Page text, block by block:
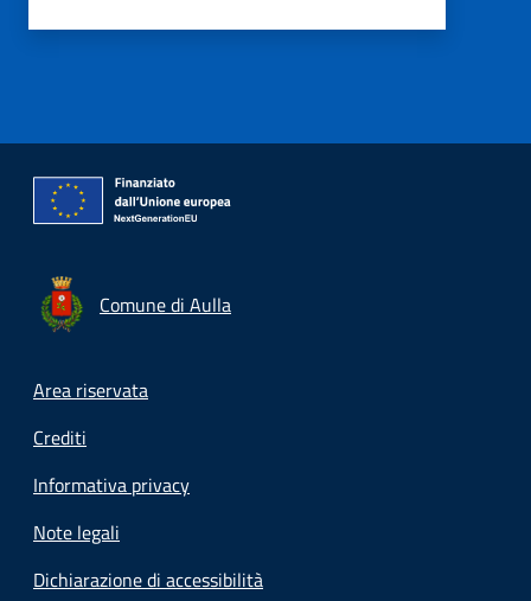
Comune di Aulla
Footer menu
Area riservata
Crediti
Informativa privacy
Note legali
Dichiarazione di accessibilità